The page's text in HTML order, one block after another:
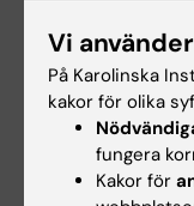
slutsatser
argument
dialog med
visa sådan
delta i
Vi
På Karolinska
kakor för olika
fungera
Kakor för